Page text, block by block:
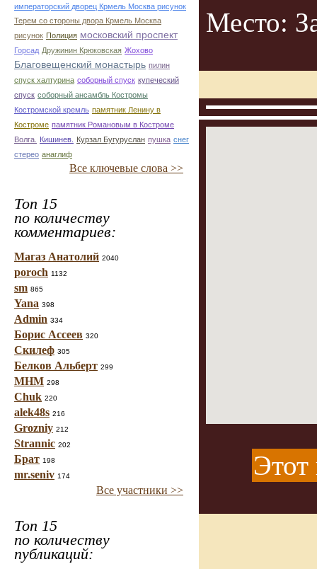
императорский дворец Крмель Москва рисунок
Терем со стороны двора Крмель Москва
рисунок Полиция московский проспект
Горсад Дружинин Крюковская Жохово
Благовещенский монастырь пилин
спуск халтурина соборный спуск купеческий
спуск соборный ансамбль Костромы
Костромской кремль памятник Ленину в
Костроме памятник Романовым в Костроме
Волга.
Кишинев. Курзал Бугуруслан пушка снег
стерео анаглиф
Все ключевые слова >>
Топ 15
по количеству
комментариев:
Магаз Анатолий 2040
poroch 1132
sm 865
Yana 398
Admin 334
Борис Ассеев 320
Скилеф 305
Белков Альберт 299
МНМ 298
Chuk 220
alek48s 216
Grozniy 212
Strannic 202
Брат 198
mr.seniv 174
Все участники >>
Топ 15
по количеству
публикаций:
Место:
Этот